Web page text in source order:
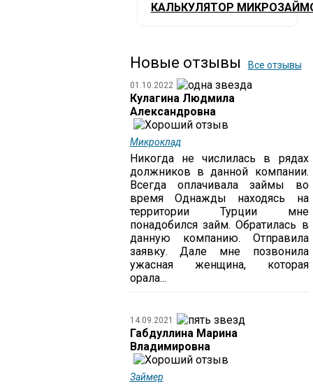
КАЛЬКУЛЯТОР
Новые отзывы Все отзывы
01.10.2022
Кулагина Людмила
Александровна
Микроклад
Никогда не числилась в рядах
должников в данной компании.
Всегда оплачивала займы во
время Однажды находясь на
территории Турции мне
понадобился займ. Обратилась в
данную компанию. Отправила
заявку. Дале мне позвонила
ужасная женщина, которая
орала...
14.09.2021
Габдуллина Марина
Владимировна
Займер